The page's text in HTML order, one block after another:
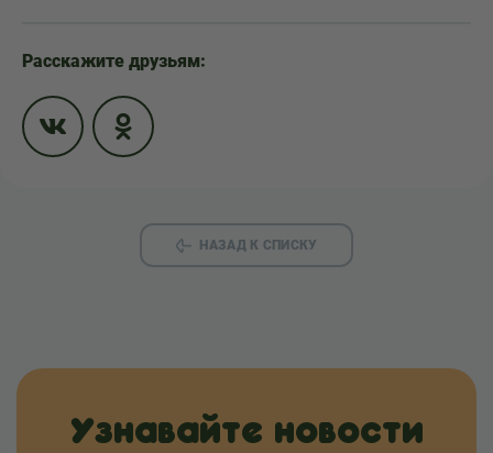
Расскажите друзьям:
НАЗАД К СПИСКУ
Узнавайте новости